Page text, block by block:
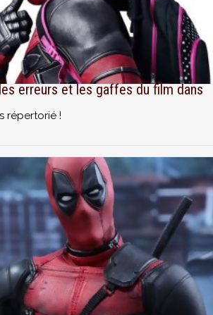
erreurs et les gaffes du film dans
répertorié !